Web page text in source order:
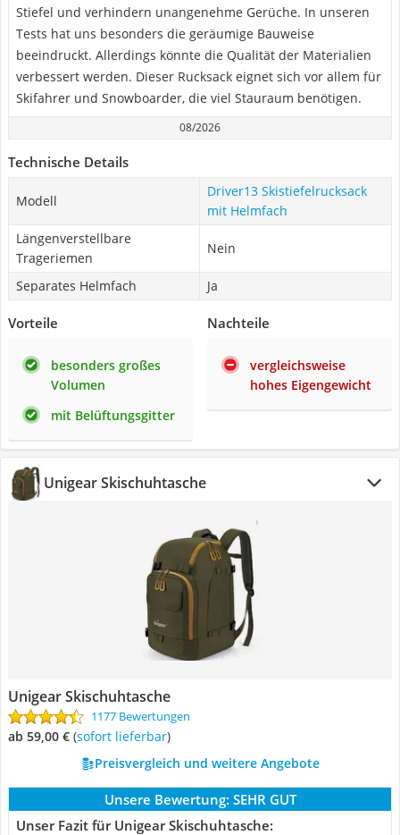
Stiefel und verhindern unangenehme Gerüche. In unseren
Tests hat uns besonders die geräumige Bauweise
beeindruckt. Allerdings könnte die Qualität der Materialien
verbessert werden. Dieser Rucksack eignet sich vor allem für
Skifahrer und Snowboarder, die viel Stauraum benötigen.
08/2026
Technische Details
Modell
Driver13 Skistiefelrucksack
mit Helmfach
Längenverstellbare
Trageriemen
Nein
Separates Helmfach Ja
Vorteile
besonders großes
Volumen
mit Belüftungsgitter
Nachteile
vergleichsweise
hohes Eigengewicht
Unigear Skischuhtasche
Unigear Skischuhtasche
1177 Bewertungen
ab 59,00 € ( Sofort lieferbar)
Preisvergleich und weitere Angebote
Unsere Bewertung: SEHR GUT
Unser Fazit für Unigear Skischuhtasche: